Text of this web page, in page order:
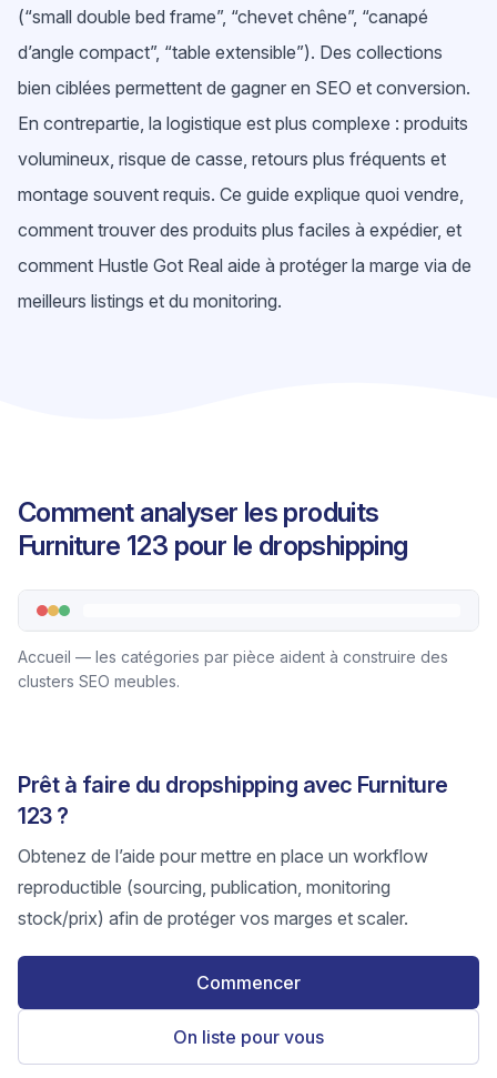
(“small double bed frame”, “chevet chêne”, “canapé
d’angle compact”, “table extensible”). Des collections
bien ciblées permettent de gagner en SEO et conversion.
En contrepartie, la logistique est plus complexe : produits
volumineux, risque de casse, retours plus fréquents et
montage souvent requis. Ce guide explique quoi vendre,
comment trouver des produits plus faciles à expédier, et
comment Hustle Got Real aide à protéger la marge via de
meilleurs listings et du monitoring.
Comment analyser les produits
Furniture 123 pour le dropshipping
Accueil — les catégories par pièce aident à construire des
clusters SEO meubles.
Prêt à faire du dropshipping avec Furniture
123 ?
Obtenez de l’aide pour mettre en place un workflow
reproductible (sourcing, publication, monitoring
stock/prix) afin de protéger vos marges et scaler.
Commencer
On liste pour vous